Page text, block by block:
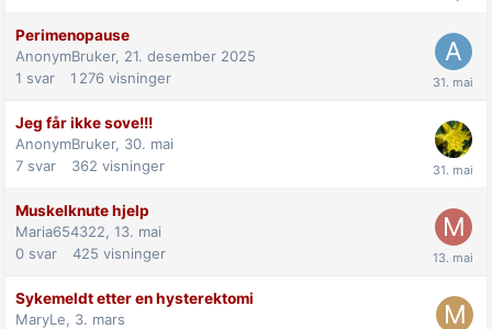
Perimenopause
AnonymBruker, 21. desember 2025
1 svar 1 276 visninger
Jeg får ikke sove!!!
AnonymBruker, 30. mai
7 svar 362 visninger
Muskelknute hjelp
Maria654322, 13. mai
0 svar 425 visninger
Sykemeldt etter en hysterektomi
MaryLe, 3. mars